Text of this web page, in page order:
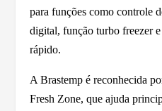
para funções como controle
digital, função turbo freezer
rápido.
A Brastemp é reconhecida
Fresh Zone, que ajuda